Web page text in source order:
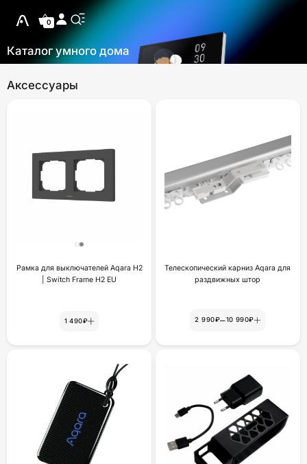
0
Каталог умного дома
Аксессуары
Рамка для выключателей Aqara H2
| Switch Frame H2 EU
1 490₽
Телескопический карниз Aqara для
раздвижных штор
2 990₽–10 990₽